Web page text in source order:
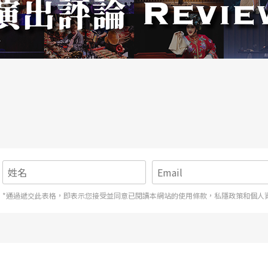
*通過遞交此表格，即表示您接受並同意已閱讀本網站的使用條款，私隱政策和個人